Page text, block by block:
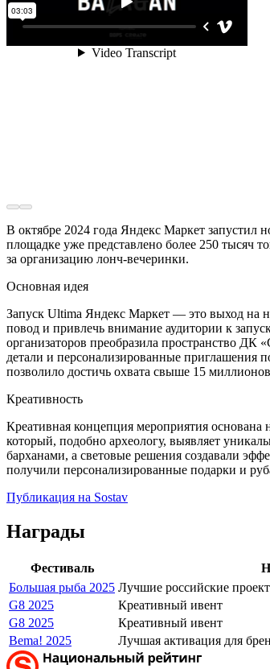
В октябре 2024 года Яндекс Маркет
площадке уже представлено более 250 тысяч
за организацию лонч-вечеринки.
Основная идея
Запуск Ultima Яндекс Маркет — это выход на
повод и привлечь внимание аудитории к
организаторов преобразила пространство
детали и персонализированные приглашения
позволило достичь охвата свыше 15
Креативность
Креативная концепция мероприятия
который, подобно археологу, выявляет
барханами, а световые решения создавали
получили персонализированные подарки и
Публикация на Sostav
Награды
Фестиваль
Большая рыба 2025 Лучшие российские
G8 2025
Креативный ивент
G8 2025
Креативный ивент
Bema! 2025
Лучшая активация для